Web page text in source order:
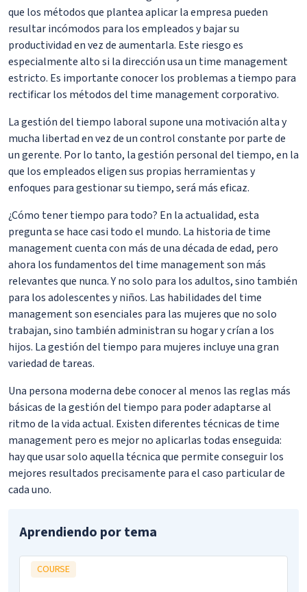
que los métodos que plantea aplicar la empresa pueden
resultar incómodos para los empleados y bajar su
productividad en vez de aumentarla. Este riesgo es
especialmente alto si la dirección usa un time management
estricto. Es importante conocer los problemas a tiempo para
rectificar los métodos del time management corporativo.
La gestión del tiempo laboral supone una motivación alta y
mucha libertad en vez de un control constante por parte de
un gerente. Por lo tanto, la gestión personal del tiempo, en la
que los empleados eligen sus propias herramientas y
enfoques para gestionar su tiempo, será más eficaz.
¿Cómo tener tiempo para todo? En la actualidad, esta
pregunta se hace casi todo el mundo. La historia de time
management cuenta con más de una década de edad, pero
ahora los fundamentos del time management son más
relevantes que nunca. Y no solo para los adultos, sino también
para los adolescentes y niños. Las habilidades del time
management son esenciales para las mujeres que no solo
trabajan, sino también administran su hogar y crían a los
hijos. La gestión del tiempo para mujeres incluye una gran
variedad de tareas.
Una persona moderna debe conocer al menos las reglas más
básicas de la gestión del tiempo para poder adaptarse al
ritmo de la vida actual. Existen diferentes técnicas de time
management pero es mejor no aplicarlas todas enseguida:
hay que usar solo aquella técnica que permite conseguir los
mejores resultados precisamente para el caso particular de
cada uno.
Aprendiendo por tema
COURSE